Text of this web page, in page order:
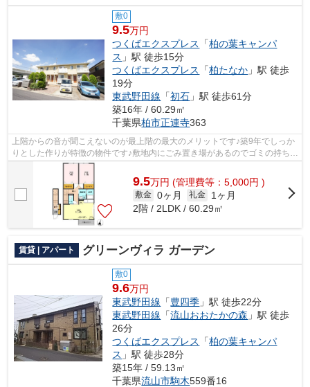
敷0
9.5万円
つくばエクスプレス
「柏の葉キャンパ
ス 」駅 徒歩15分
つくばエクスプレス
「柏たなか 」駅 徒歩
19分
東武野田線 「初石 」駅 徒歩61分
築16年 / 60.29㎡
千葉県柏市正連寺363
上階からの音が聞こえないのが最上階の最大のメリットです♪築9年でしっか
りとした作りが特徴の物件です♪敷地内にごみ置き場があるのでゴミの持ち運
びを軽減させることができます♪幅広...
9.5万円 (管理費等：5,000円 )
敷金 0ヶ月 礼金
1ヶ月
2階 / 2LDK / 60.29㎡
賃貸 | アパート グリーンヴィラ ガーデン
敷0
9.6万円
東武野田線 「豊四季 」駅 徒歩22分
東武野田線 「流山おおたかの森 」駅 徒歩
26分
つくばエクスプレス
「柏の葉キャンパ
ス 」駅 徒歩28分
築15年 / 59.13㎡
千葉県流山市駒木559番16